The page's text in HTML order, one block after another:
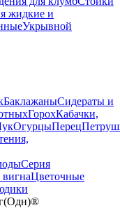
жидкие и
Укрывной
БаклажаныСидераты и
ГорохКабачки,
ОгурцыПерец
Серия
Цветочные